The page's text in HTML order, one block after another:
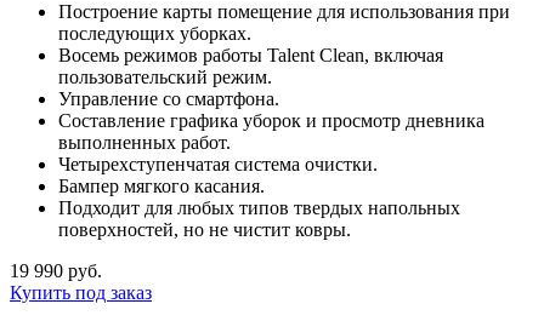
Построение карты помещение для использования при
последующих уборках.
Восемь режимов работы Talent Clean, включая
пользовательский режим.
Управление со смартфона.
Составление графика уборок и просмотр дневника
выполненных работ.
Четырехступенчатая система очистки.
Бампер мягкого касания.
Подходит для любых типов твердых напольных
поверхностей, но не чистит ковры.
19 990 руб.
Купить под заказ